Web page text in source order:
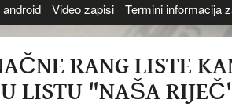
Video zapisi Termini informacija
RANG LISTE
LISTU "NAŠA